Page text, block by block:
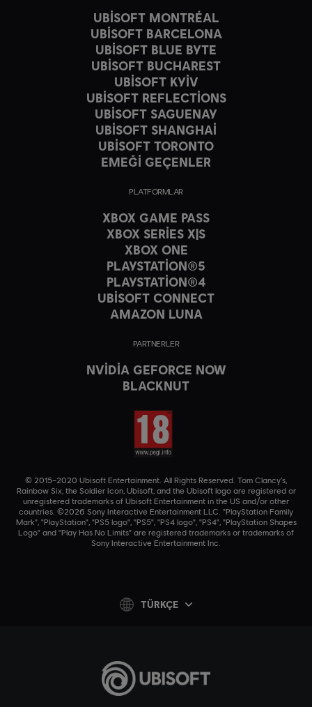
UBISOFT MONTRÉAL
UBISOFT BARCELONA
UBISOFT BLUE BYTE
UBISOFT BUCHAREST
UBISOFT KYIV
UBISOFT REFLECTIONS
UBISOFT SAGUENAY
UBISOFT SHANGHAI
UBISOFT TORONTO
EMEĞİ GEÇENLER
PLATFORMLAR
XBOX GAME PASS
XBOX SERIES X|S
XBOX ONE
PLAYSTATION®5
PLAYSTATION®4
UBISOFT CONNECT
AMAZON LUNA
PARTNERLER
NVIDIA GEFORCE NOW
BLACKNUT
© 2015–2020 Ubisoft Entertainment. All Rights Reserved. Tom Clancy’s,
Rainbow Six, the Soldier Icon, Ubisoft, and the Ubisoft logo are registered or
unregistered trademarks of Ubisoft Entertainment in the US and/or other
countries. ©2026 Sony Interactive Entertainment LLC. "PlayStation Family
Mark", "PlayStation", "PS5 logo", "PS5", "PS4 logo", "PS4", "PlayStation Shapes
Logo" and "Play Has No Limits" are registered trademarks or trademarks of
Sony Interactive Entertainment Inc.
TÜRKÇE